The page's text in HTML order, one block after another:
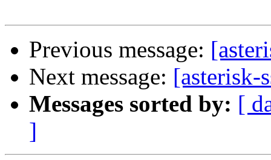
Previous message:
Next message: [asterisk-
Messages sorted by: [
]